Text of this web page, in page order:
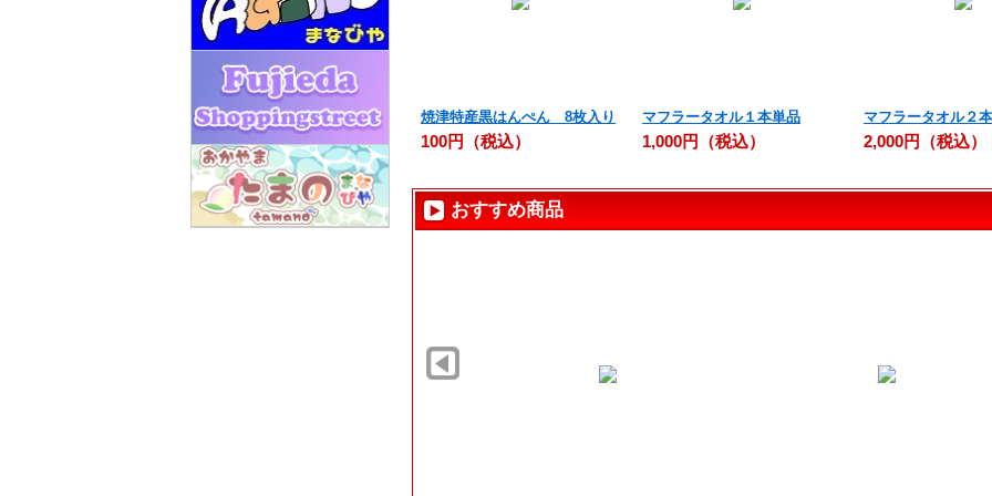
焼津特産黒はんぺん 8枚入り
100円（税込）
マフラータオル１本単品
1,000円（税込）
マフラータオル２
2,000円（税込）
おすすめ商品